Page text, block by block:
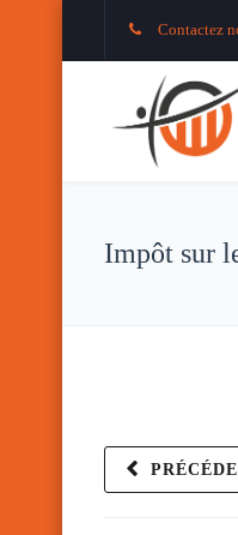
Contactez
Impôt sur